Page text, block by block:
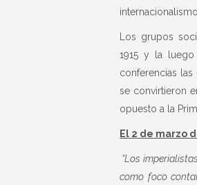
Los grupos
1915 y la
conferencias las
se convirtieron
opuesto a la
El 2 de marzo
“Los
como foco